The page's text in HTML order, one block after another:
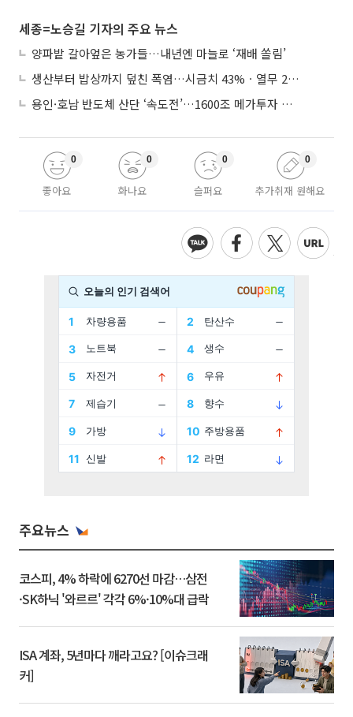
세종=노승길 기자의 주요 뉴스
양파밭 갈아엎은 농가들…내년엔 마늘로 ‘재배 쏠림’
생산부터 밥상까지 덮친 폭염…시금치 43%ㆍ열무 28% 급등
용인·호남 반도체 산단 ‘속도전’…1600조 메가투자 이행 총력
좋아요
0
화나요
0
슬퍼요
0
추가취재 원해요
0
주요뉴스
코스피, 4% 하락에 6270선 마감…삼전
·SK하닉 '와르르' 각각 6%·10%대 급락
ISA 계좌, 5년마다 깨라고요? [이슈크래
커]